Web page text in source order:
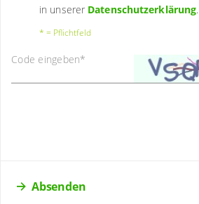
in unserer Datenschutzerklärung.
* = Pflichtfeld
Code eingeben*
Absenden